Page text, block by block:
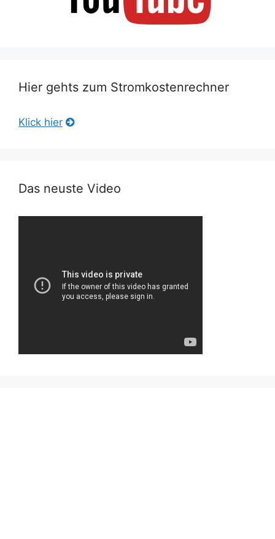
Hier gehts zum Stromkostenrechner
Klick hier
Das neuste Video